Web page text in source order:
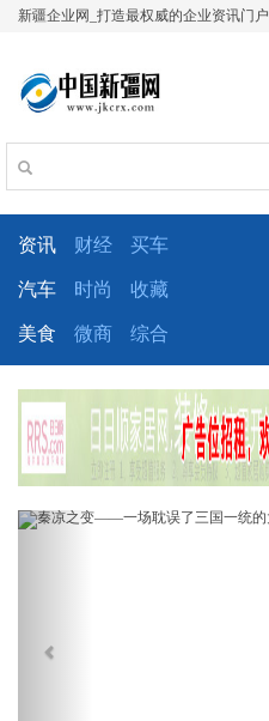
新疆企业网_打造最权威的企业资讯门户
资讯 财经 买车
汽车 时尚 收藏
美食 微商 综合
Previous